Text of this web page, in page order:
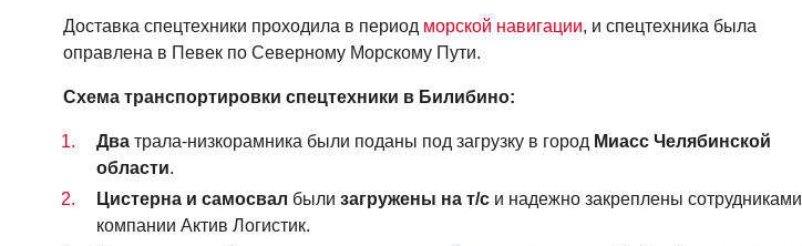
Доставка спецтехники проходила в период морской навигации, и спецтехника была
оправлена в Певек по Северному Морскому Пути.
Схема транспортировки спецтехники в Билибино:
Дватрала-низкорамника были поданы под загрузку в город Миасс Челябинской
области.
Цистерна и самосвал былизагружены на т/с и надежно закреплены сотрудниками
компании Актив Логистик.